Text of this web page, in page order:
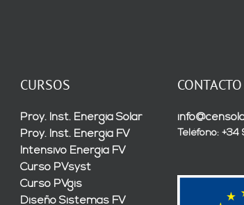
CURSOS
Proy. Inst. Energía Solar
Proy. Inst. Energía FV
Intensivo Energía FV
Curso PVsyst
Curso PVgis
Diseño Sistemas FV
CONTACTO
Teléfono: